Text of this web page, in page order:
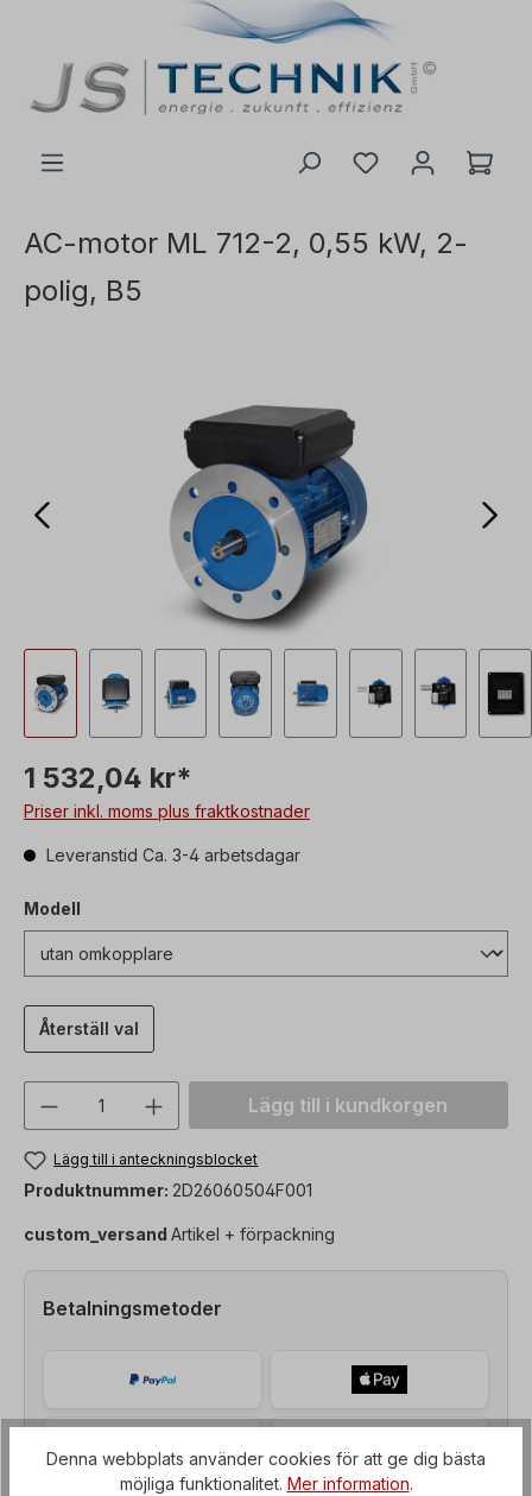
AC-motor ML 712-2, 0,55 kW, 2-
polig, B5
1 532,04 kr*
Priser inkl. moms plus fraktkostnader
Leveranstid Ca. 3-4 arbetsdagar
Modell
Återställ val
Produktkvantitet: Ange önskat värde
Lägg till i kundkorgen
Lägg till i anteckningsblocket
Produktnummer: 2D26060504F001
custom_versand Artikel + förpackning
Betalningsmetoder
Denna webbplats använder cookies för att ge dig bästa
möjliga funktionalitet. Mer information.